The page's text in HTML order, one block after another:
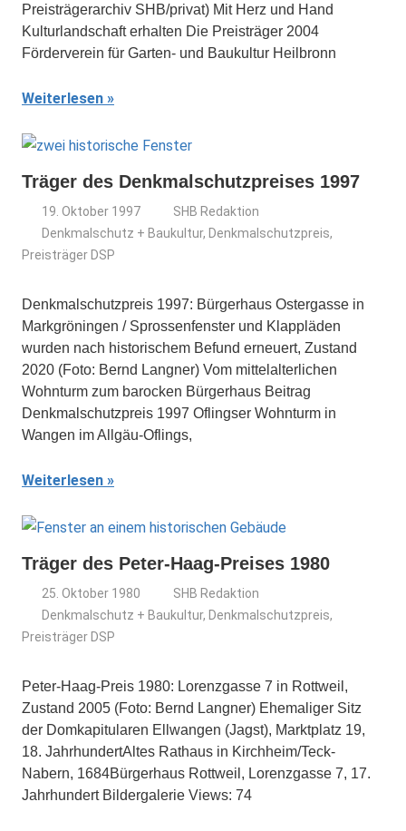
Preisträgerarchiv SHB/privat) Mit Herz und Hand
Kulturlandschaft erhalten Die Preisträger 2004
Förderverein für Garten- und Baukultur Heilbronn
Weiterlesen
Träger des Denkmalschutzpreises 1997
19. Oktober 1997
SHB Redaktion
Denkmalschutz + Baukultur, Denkmalschutzpreis,
Preisträger DSP
Denkmalschutzpreis 1997: Bürgerhaus Ostergasse in
Markgröningen / Sprossenfenster und Klappläden
wurden nach historischem Befund erneuert, Zustand
2020 (Foto: Bernd Langner) Vom mittelalterlichen
Wohnturm zum barocken Bürgerhaus Beitrag
Denkmalschutzpreis 1997 Oflingser Wohnturm in
Wangen im Allgäu-Oflings,
Weiterlesen
Träger des Peter-Haag-Preises 1980
25. Oktober 1980
SHB Redaktion
Denkmalschutz + Baukultur, Denkmalschutzpreis,
Preisträger DSP
Peter-Haag-Preis 1980: Lorenzgasse 7 in Rottweil,
Zustand 2005 (Foto: Bernd Langner) Ehemaliger Sitz
der Domkapitularen Ellwangen (Jagst), Marktplatz 19,
18. JahrhundertAltes Rathaus in Kirchheim/Teck-
Nabern, 1684Bürgerhaus Rottweil, Lorenzgasse 7, 17.
Jahrhundert Bildergalerie Views: 74